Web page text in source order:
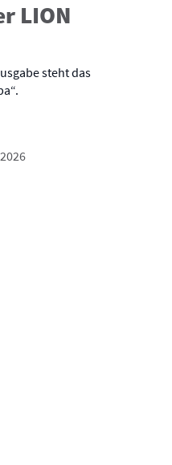
LION
steht das